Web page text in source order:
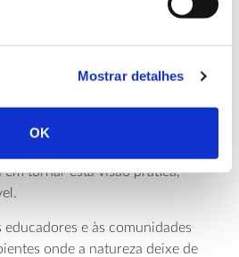
Mostrar detalhes
OK
e o coração aberto à
nos une a todas as formas de
em tornar esta visão prática,
educadores e às comunidades
onde a natureza deixe de